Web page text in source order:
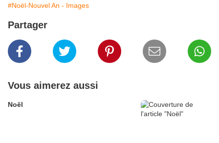
#Noël-Nouvel An - Images
Partager
Vous aimerez aussi
Noël